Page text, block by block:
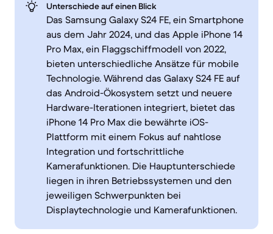
Unterschiede auf einen Blick
Das Samsung Galaxy S24 FE, ein Smartphone
aus dem Jahr 2024, und das Apple iPhone 14
Pro Max, ein Flaggschiffmodell von 2022,
bieten unterschiedliche Ansätze für mobile
Technologie. Während das Galaxy S24 FE auf
das Android-Ökosystem setzt und neuere
Hardware-Iterationen integriert, bietet das
iPhone 14 Pro Max die bewährte iOS-
Plattform mit einem Fokus auf nahtlose
Integration und fortschrittliche
Kamerafunktionen. Die Hauptunterschiede
liegen in ihren Betriebssystemen und den
jeweiligen Schwerpunkten bei
Displaytechnologie und Kamerafunktionen.